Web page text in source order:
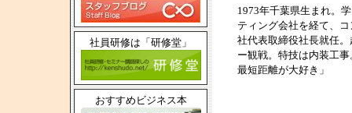
社員研修は「研修堂」
おすすめビジネス本
1973年千葉県生まれ。
ティング会社を経て、
社代表取締役社長就任
ー観戦。特技は内装工
最短距離が大好き」